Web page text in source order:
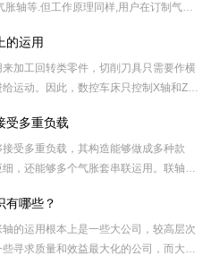
胀轴等.但工作原理同样,用户在订制气胀
的运用
工回转类零件，切削刀具只需要作横
运动。因此，数控车床只控制X轴和Z
受多重负载
多重负载，其构造能够做成多种款
，还能够多个气胀套串联运用。联轴器
有哪些？
运用根本上是一些大公司，较高层次
寻求质量和效益最大化的公司，而大大